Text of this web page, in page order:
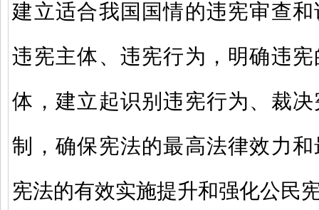
建立适合我国国情的违宪审查
违宪主体、违宪行为，明确违
体，建立起识别违宪行为、裁
制，确保宪法的最高法律效力
宪法的有效实施提升和强化公民